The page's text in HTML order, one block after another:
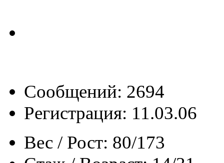
Сообщений: 2694
Регистрация: 11.03.06
Вес / Рост: 80/173